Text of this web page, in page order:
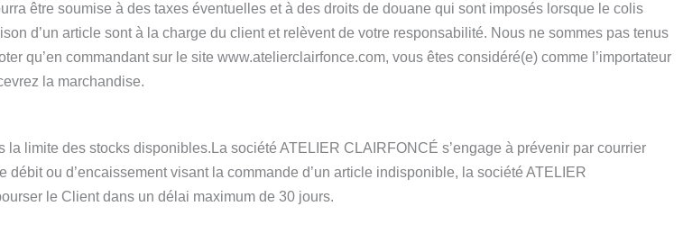
être soumise à des taxes éventuelles et à des droits de douane qui sont imposés lorsque le colis
d’un article sont à la charge du client et relèvent de votre responsabilité. Nous ne sommes pas tenus
qu’en commandant sur le site www.atelierclairfonce.com, vous êtes considéré(e) comme l’importateur
la marchandise.
limite des stocks disponibles.La société ATELIER CLAIRFONCÉ s’engage à prévenir par courrier
ou d’encaissement visant la commande d’un article indisponible, la société ATELIER
le Client dans un délai maximum de 30 jours.